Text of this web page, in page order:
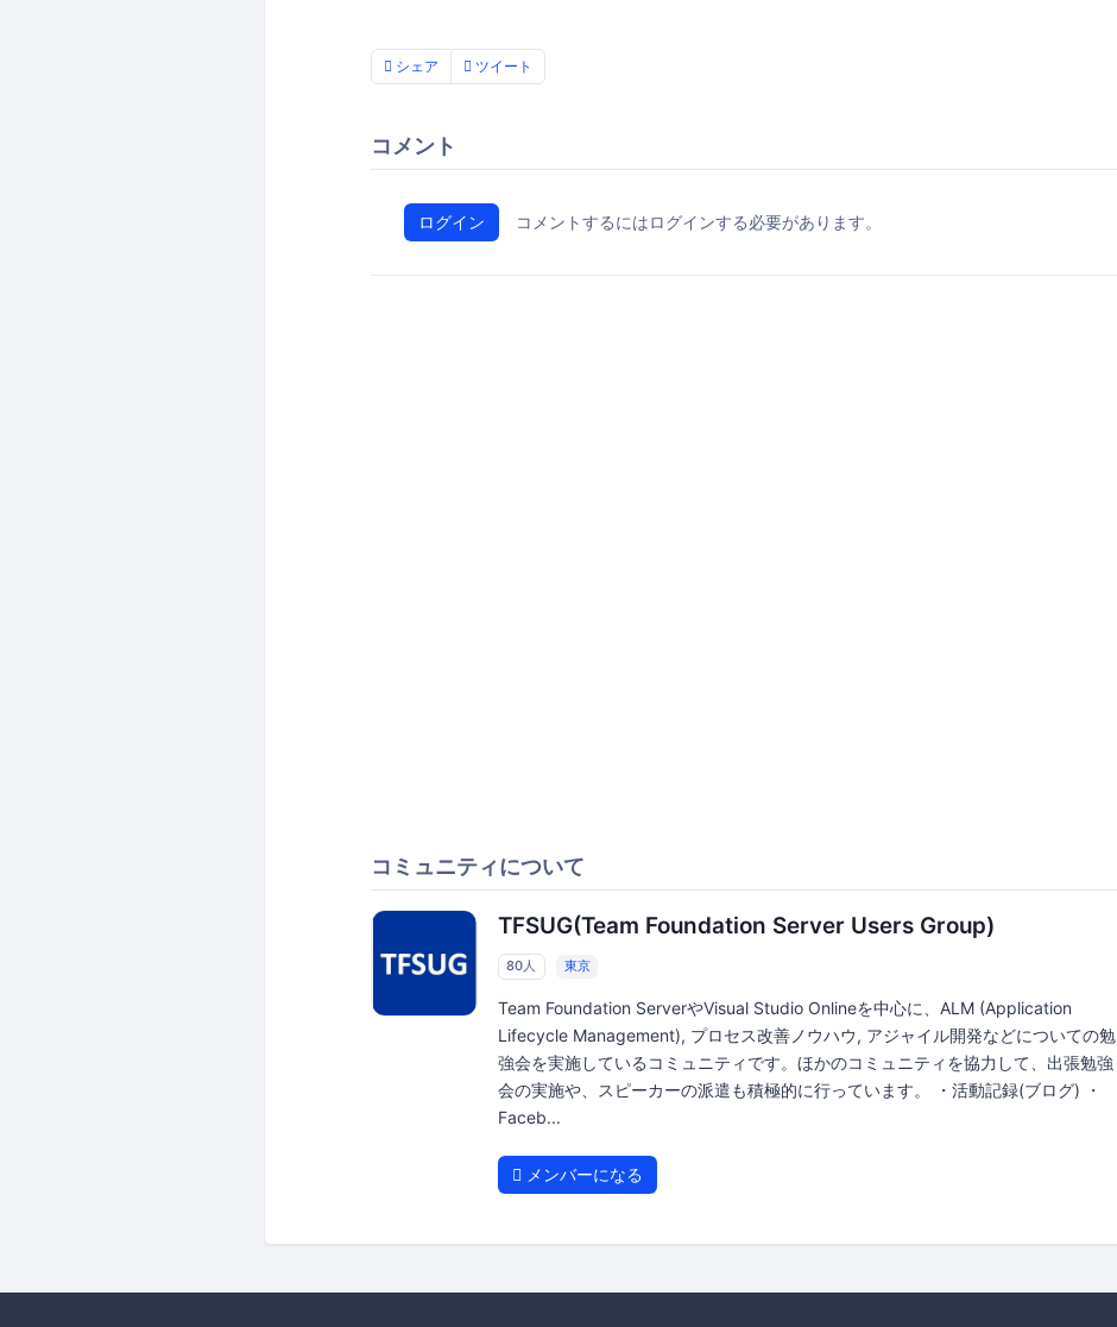
シェア ツイート
コメント
ログイン コメントするにはログインする必要があります。
コミュニティについて
TFSUG(Team Foundation Server Users Group)
80人 東京
Team Foundation ServerやVisual Studio Onlineを中心に、ALM (Application
Lifecycle Management), プロセス改善ノウハウ, アジャイル開発などについての勉
強会を実施しているコミュニティです。ほかのコミュニティを協力して、出張勉強
会の実施や、スピーカーの派遣も積極的に行っています。 ・活動記録(ブログ) ・
Faceb...
メンバーになる